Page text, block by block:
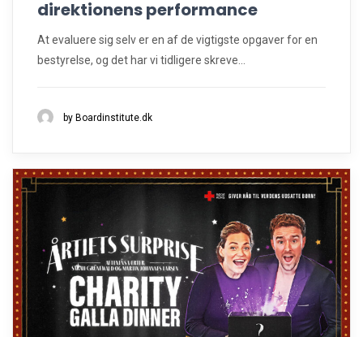
direktionens performance
At evaluere sig selv er en af de vigtigste opgaver for en
bestyrelse, og det har vi tidligere skreve...
by Boardinstitute.dk